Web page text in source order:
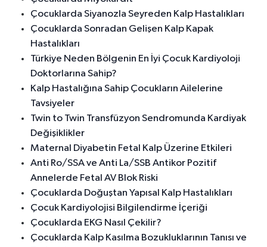
Çocuklarda Siyanozla Seyreden Kalp Hastalıkları
Çocuklarda Sonradan Gelişen Kalp Kapak
Hastalıkları
Türkiye Neden Bölgenin En İyi Çocuk Kardiyoloji
Doktorlarına Sahip?
Kalp Hastalığına Sahip Çocukların Ailelerine
Tavsiyeler
Twin to Twin Transfüzyon Sendromunda Kardiyak
Değişiklikler
Maternal Diyabetin Fetal Kalp Üzerine Etkileri
Anti Ro/SSA ve Anti La/SSB Antikor Pozitif
Annelerde Fetal AV Blok Riski
Çocuklarda Doğuştan Yapısal Kalp Hastalıkları
Çocuk Kardiyolojisi Bilgilendirme İçeriği
Çocuklarda EKG Nasıl Çekilir?
Çocuklarda Kalp Kasılma Bozukluklarının Tanısı ve